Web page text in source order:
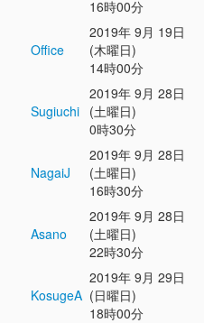
16時00分
Office
2019年 9月 19日
(木曜日)
14時00分
Sugiuchi
2019年 9月 28日
(土曜日)
0時30分
NagaiJ
2019年 9月 28日
(土曜日)
16時30分
Asano
2019年 9月 28日
(土曜日)
22時30分
KosugeA
2019年 9月 29日
(日曜日)
18時00分